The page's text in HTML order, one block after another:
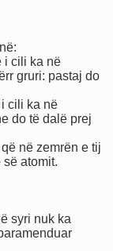
i cili ka në
gruri: pastaj do
cili ka në
do të dalë prej
në zemrën e tij
atomit.
syri nuk ka